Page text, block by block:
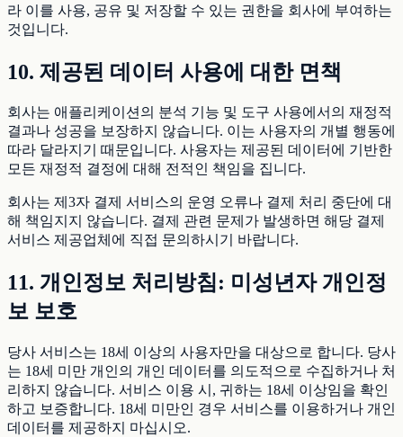
라 이를 사용, 공유 및 저장할 수 있는 권한을 회사에 부여하는
것입니다.
10. 제공된 데이터 사용에 대한 면책
회사는 애플리케이션의 분석 기능 및 도구 사용에서의 재정적
결과나 성공을 보장하지 않습니다. 이는 사용자의 개별 행동에
따라 달라지기 때문입니다. 사용자는 제공된 데이터에 기반한
모든 재정적 결정에 대해 전적인 책임을 집니다.
회사는 제3자 결제 서비스의 운영 오류나 결제 처리 중단에 대
해 책임지지 않습니다. 결제 관련 문제가 발생하면 해당 결제
서비스 제공업체에 직접 문의하시기 바랍니다.
11. 개인정보 처리방침: 미성년자 개인정
보 보호
당사 서비스는 18세 이상의 사용자만을 대상으로 합니다. 당사
는 18세 미만 개인의 개인 데이터를 의도적으로 수집하거나 처
리하지 않습니다. 서비스 이용 시, 귀하는 18세 이상임을 확인
하고 보증합니다. 18세 미만인 경우 서비스를 이용하거나 개인
데이터를 제공하지 마십시오.